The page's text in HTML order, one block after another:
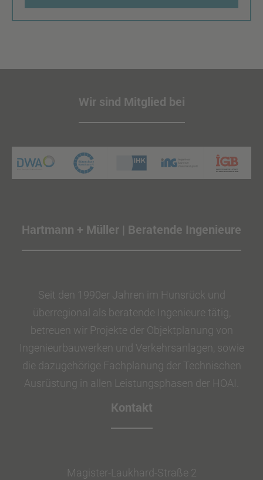
Wir sind Mitglied bei
Hartmann + Müller | Beratende Ingenieure
Seit den 1990er Jahren im Hunsrück und
überregional als beratende Ingenieure tätig,
betreuen wir Projekte der Objektplanung von
Ingenieurbauwerken und Verkehrsanlagen, sowie
die dazugehörige Fachplanung der Technischen
Ausrüstung in allen Leistungsphasen der HOAI.
Kontakt
Magister-Laukhard-Straße 2